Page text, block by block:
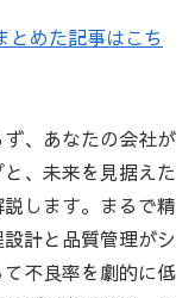
とめた記事はこち
、あなたの会社が
、未来を見据えた
します。まるで精
計と品質管理がシ
不良率を劇的に低